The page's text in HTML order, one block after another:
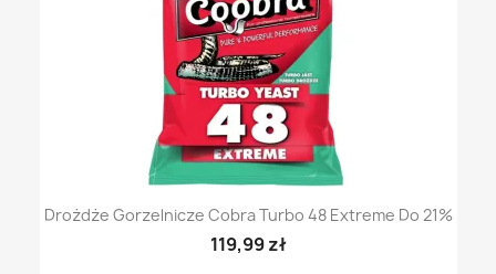
Drożdże Gorzelnicze Cobra Turbo 48 Extreme Do 21%
119,99 zł